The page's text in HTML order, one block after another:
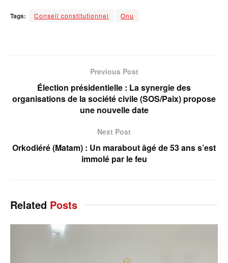
Tags: Conseil constitutionnel Onu
Previous Post
Élection présidentielle : La synergie des
organisations de la société civile (SOS/Paix) propose
une nouvelle date
Next Post
Orkodiéré (Matam) : Un marabout âgé de 53 ans s’est
immolé par le feu
Related Posts